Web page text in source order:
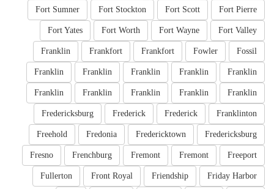
Fort Pierre
Fort Scott
Fort Stockton
Fort Sumner
Fort Valley
Fort Wayne
Fort Worth
Fort Yates
Fossil
Fowler
Frankfort
Frankfort
Franklin
Franklin
Franklin
Franklin
Franklin
Franklin
Franklin
Franklin
Franklin
Franklin
Franklin
Franklinton
Frederick
Frederick
Fredericksburg
Fredericksburg
Fredericktown
Fredonia
Freehold
Freeport
Fremont
Fremont
Frenchburg
Fresno
Friday Harbor
Friendship
Front Royal
Fullerton